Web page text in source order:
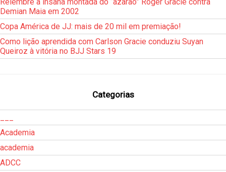
Demian Maia em 2002
Copa América de JJ: mais de 20 mil em premiação!
Como lição aprendida com Carlson Gracie conduziu Suyan
Queiroz à vitória no BJJ Stars 19
Categorias
Academia
academia
ADCC